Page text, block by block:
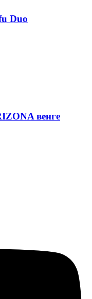
Duo
венге